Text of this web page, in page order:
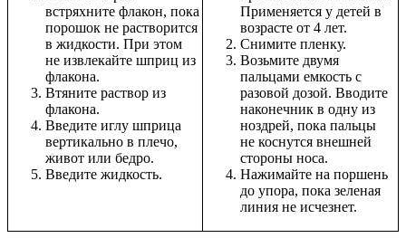
встряхните флакон, пока
порошок не растворится
в жидкости. При этом
не извлекайте шприц из
флакона.
Втяните раствор из
флакона.
Введите иглу шприца
вертикально в плечо,
живот или бедро.
Введите жидкость.
Применяется у детей в
возрасте от 4 лет.
Снимите пленку.
Возьмите двумя
пальцами емкость с
разовой дозой. Вводите
наконечник в одну из
ноздрей, пока пальцы
не коснутся внешней
стороны носа.
Нажимайте на поршень
до упора, пока зеленая
линия не исчезнет.